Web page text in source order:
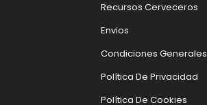
Recursos Cerveceros
Envios
Condiciones Generales
Política De Privacidad
Política De Cookies